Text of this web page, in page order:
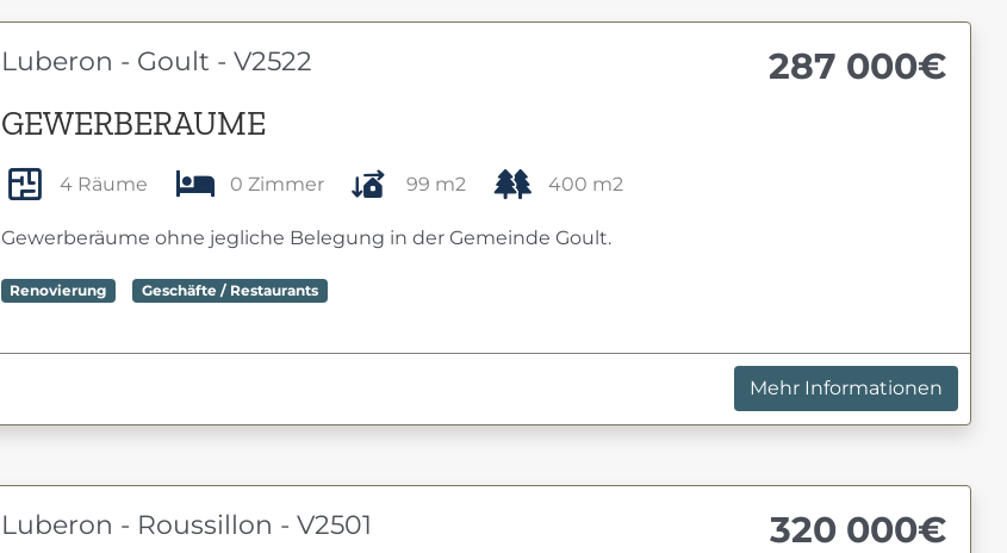
Luberon - Goult - V2522 287 000€
GEWERBERAUME
4 Räume 0 Zimmer 99 m2 400 m2
Gewerberäume ohne jegliche Belegung in der Gemeinde Goult.
Renovierung Geschäfte / Restaurants
Mehr Informationen
Luberon - Roussillon - V2501 320 000€